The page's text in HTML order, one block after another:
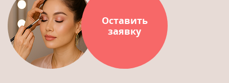
Оставить
заявку